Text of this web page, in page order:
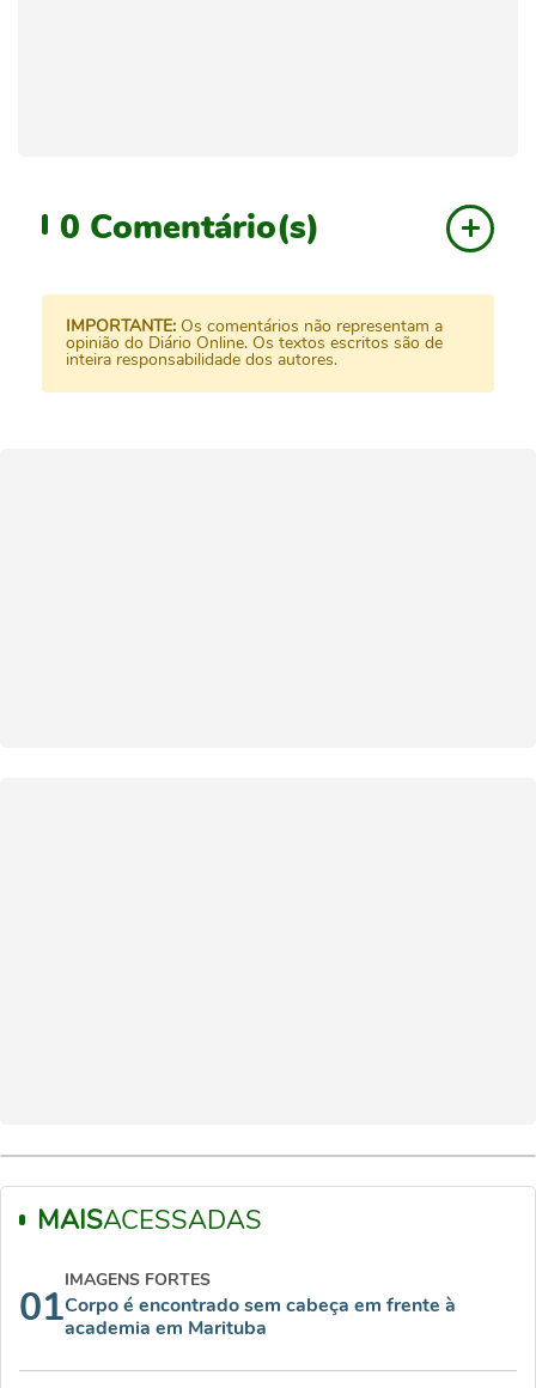
0 Comentário(s)
IMPORTANTE: Os comentários não representam a
opinião do Diário Online. Os textos escritos são de
inteira responsabilidade dos autores.
MAISACESSADAS
01
IMAGENS FORTES
Corpo é encontrado sem cabeça em frente à
academia em Marituba